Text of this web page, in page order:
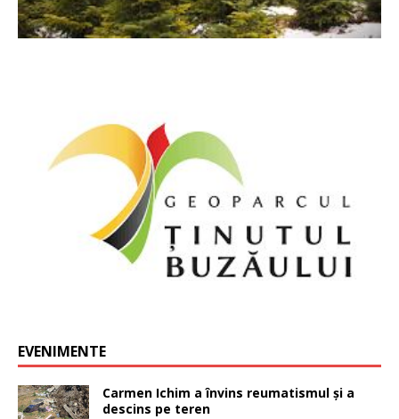
EVENIMENTE
Carmen Ichim a învins reumatismul și a
descins pe teren